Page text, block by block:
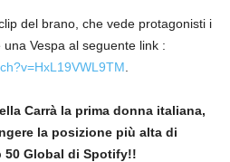
del brano, che vede protagonisti i
Vespa al seguente link :
Carrà la prima donna italiana,
la posizione più alta di
50 Global di Spotify!!